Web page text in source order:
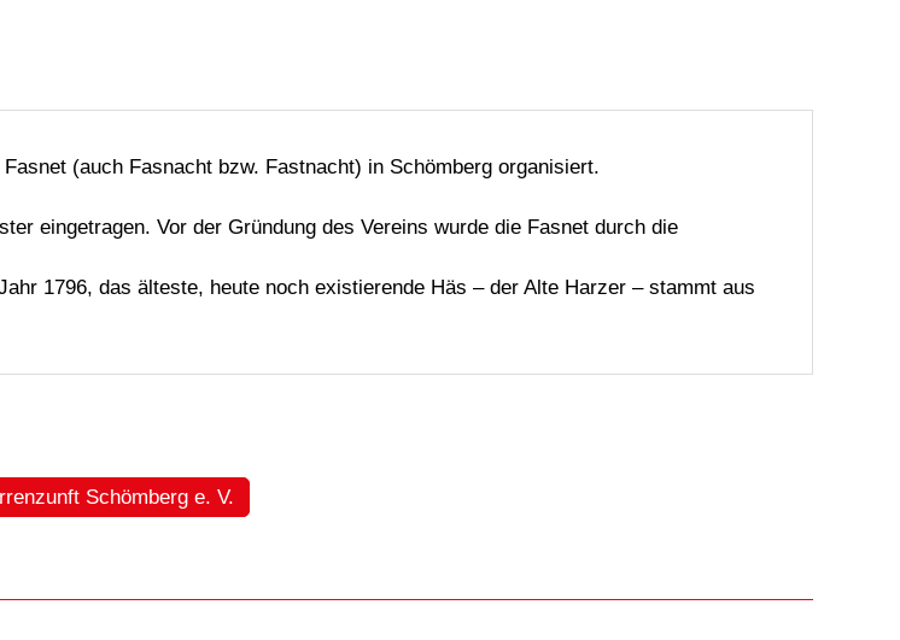
(auch Fasnacht bzw. Fastnacht) in Schömberg organisiert.
eingetragen. Vor der Gründung des Vereins wurde die Fasnet durch die
1796, das älteste, heute noch existierende Häs – der Alte Harzer – stammt aus
Schömberg e. V.